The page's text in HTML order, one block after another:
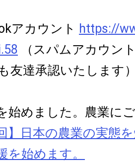
アカウント https://
（スパムアカウン
友達承認いたします
始めました。農業に
】日本の農業の実態
を始めます。